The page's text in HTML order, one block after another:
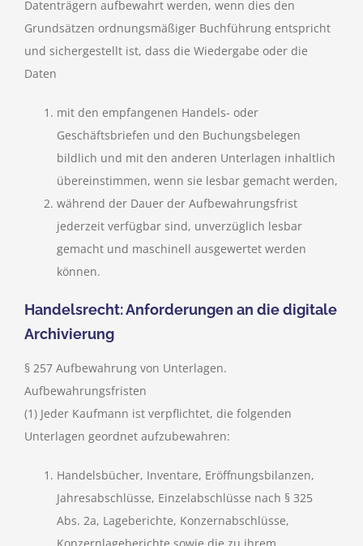
Datenträgern aufbewahrt werden, wenn dies den
Grundsätzen ordnungsmäßiger Buchführung entspricht
und sichergestellt ist, dass die Wiedergabe oder die
Daten
mit den empfangenen Handels- oder
Geschäftsbriefen und den Buchungsbelegen
bildlich und mit den anderen Unterlagen inhaltlich
übereinstimmen, wenn sie lesbar gemacht werden,
während der Dauer der Aufbewahrungsfrist
jederzeit verfügbar sind, unverzüglich lesbar
gemacht und maschinell ausgewertet werden
können.
Handelsrecht: Anforderungen an die digitale
Archivierung
§ 257 Aufbewahrung von Unterlagen.
Aufbewahrungsfristen
(1) Jeder Kaufmann ist verpflichtet, die folgenden
Unterlagen geordnet aufzubewahren:
Handelsbücher, Inventare, Eröffnungsbilanzen,
Jahresabschlüsse, Einzelabschlüsse nach § 325
Abs. 2a, Lageberichte, Konzernabschlüsse,